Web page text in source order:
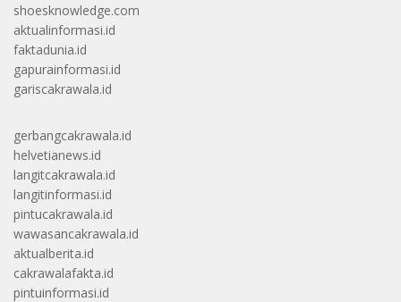
shoesknowledge.com
aktualinformasi.id
faktadunia.id
gapurainformasi.id
gariscakrawala.id
gerbangcakrawala.id
helvetianews.id
langitcakrawala.id
langitinformasi.id
pintucakrawala.id
wawasancakrawala.id
aktualberita.id
cakrawalafakta.id
pintuinformasi.id